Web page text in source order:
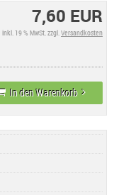
7,60 EUR
inkl. 19 % MwSt. zzgl.Versandkosten
In den Warenkorb